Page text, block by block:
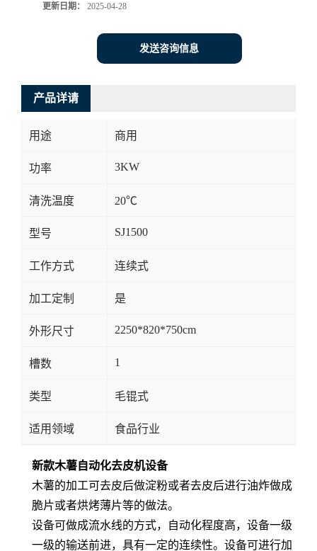
更新日期： 2025-04-28
发送咨询信息
产品详请
用途 商用
功率 3KW
清洗温度 20℃
型号 SJ1500
工作方式 连续式
加工定制 是
外形尺寸 2250*820*750cm
槽数 1
类型 毛锟式
适用领域 食品行业
新款木薯自动化去皮机设备
木薯的加工可去皮后做淀粉或者去皮后进行油炸做成
脆片或者烘烤薄片等的做法。
设备可做成流水线的方式，自动化程度高，设备一级
一级的输送前进，具有一定的连续性。设备可进行加